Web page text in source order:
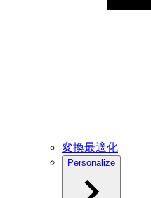
変換最適化
Personalize